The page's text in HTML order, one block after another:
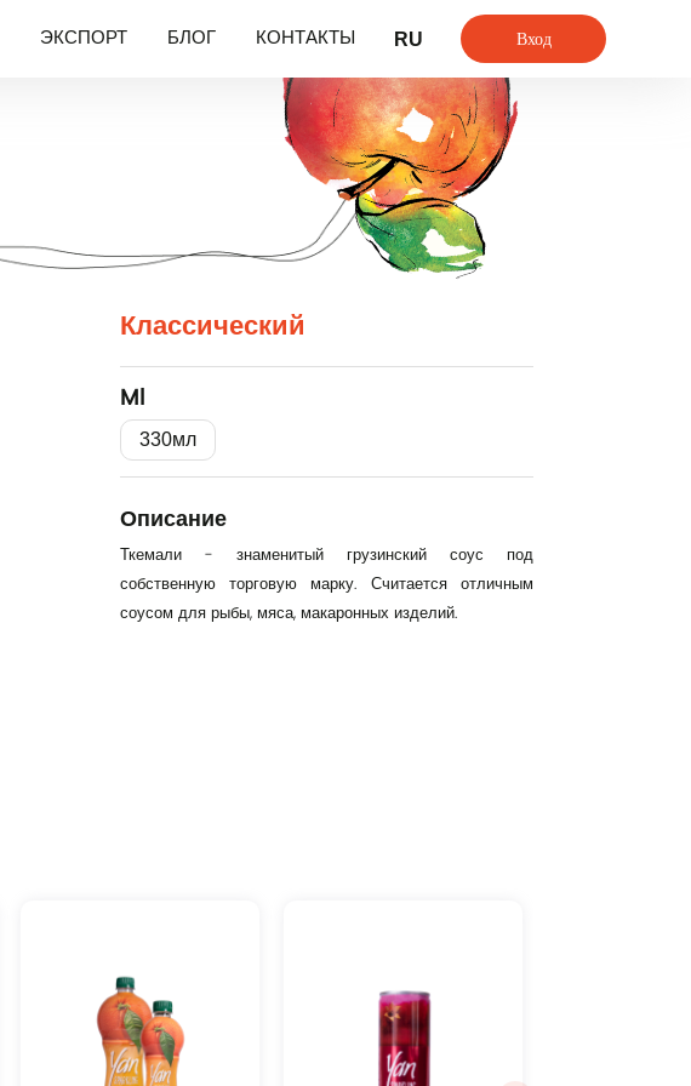
ЭКСПОРТ БЛОГ КОНТАКТЫ RU Вход
Классический
Ml
330мл
Описание
Ткемали - знаменитый грузинский соус под
собственную торговую марку. Считается отличным
соусом для рыбы, мяса, макаронных изделий.